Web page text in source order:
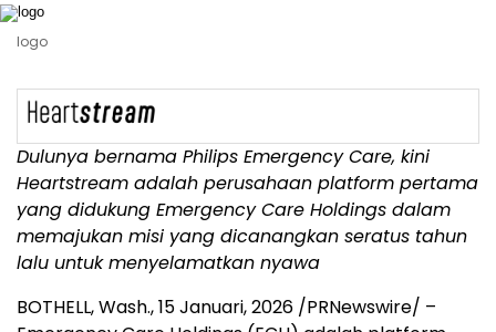
logo
Dulunya bernama Philips Emergency Care, kini
Heartstream adalah perusahaan platform pertama
yang didukung Emergency Care Holdings dalam
memajukan misi yang dicanangkan seratus tahun
lalu untuk menyelamatkan nyawa
BOTHELL, Wash.,15 Januari, 2026 /PRNewswire/ –